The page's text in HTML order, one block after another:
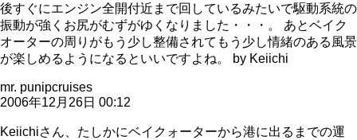
後すぐにエンジン全開付近まで回しているみたいで駆動系統の
振動が強くお尻がむずがゆくなりました・・・。 あとベイク
オーターの周りがもう少し整備されてもう少し情緒のある風景
が楽しめるようになるといいですよね。 by Keiichi
mr. punipcruises
2006年12月26日 00:12
Keiichiさん、たしかにベイクォーターから港に出るまでの運